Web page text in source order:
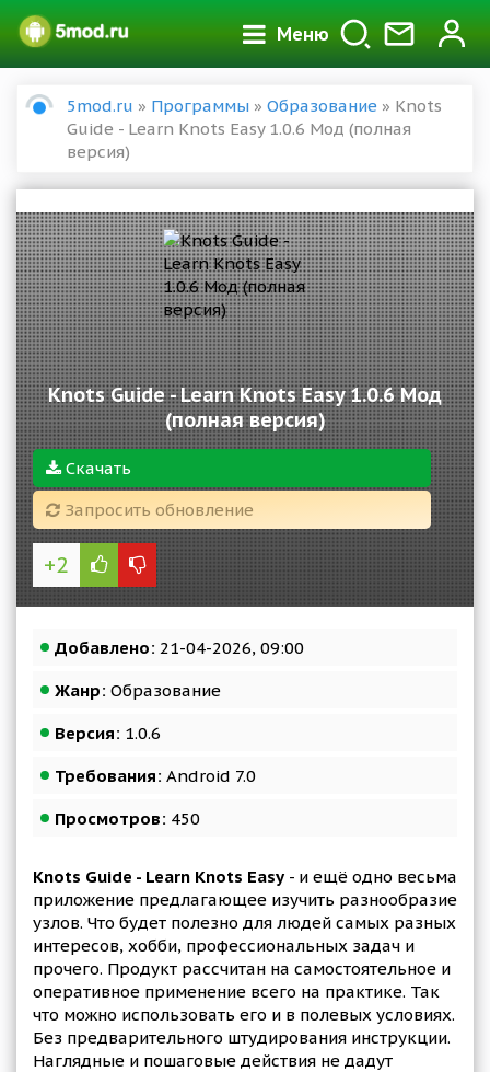
Меню
5mod.ru » Программы » Образование » Knots
Guide - Learn Knots Easy 1.0.6 Мод (полная
версия)
Knots Guide - Learn Knots Easy 1.0.6 Мод
(полная версия)
Скачать
Запросить обновление
+2
Добавлено: 21-04-2026, 09:00
Жанр: Образование
Версия: 1.0.6
Требования: Android 7.0
Просмотров: 450
Knots Guide - Learn Knots Easy - и ещё одно весьма
приложение предлагающее изучить разнообразие
узлов. Что будет полезно для людей самых разных
интересов, хобби, профессиональных задач и
прочего. Продукт рассчитан на самостоятельное и
оперативное применение всего на практике. Так
что можно использовать его и в полевых условиях.
Без предварительного штудирования инструкции.
Наглядные и пошаговые действия не дадут